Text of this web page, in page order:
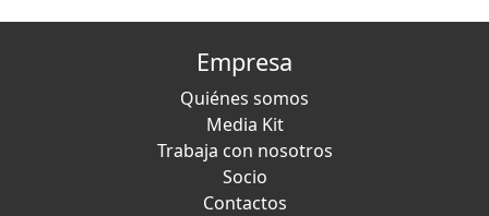
Empresa
Quiénes somos
Media Kit
Trabaja con nosotros
Socio
Contactos